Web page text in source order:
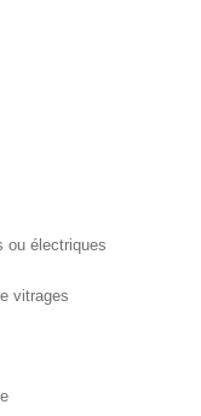
ou électriques
vitrages